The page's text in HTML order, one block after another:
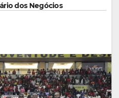
dos Negócios